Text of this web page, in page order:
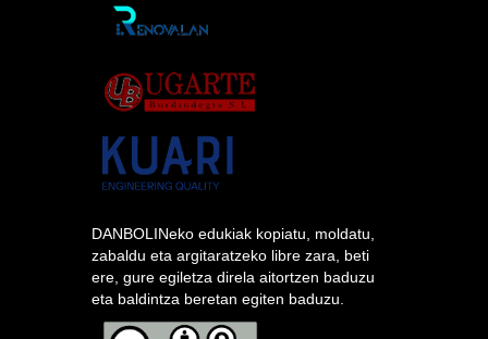
DANBOLINeko edukiak kopiatu, moldatu,
zabaldu eta argitaratzeko libre zara, beti
ere, gure egiletza direla aitortzen baduzu
eta baldintza beretan egiten baduzu.